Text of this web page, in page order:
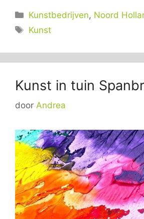
Categorieën
Kunstbedrijven, Noord
Tags
Kunst
Kunst in tuin
door Andrea